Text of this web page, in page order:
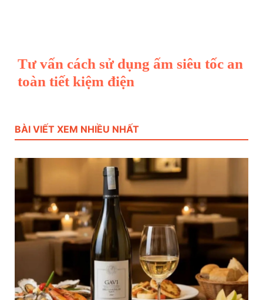
Tư vấn cách sử dụng ấm siêu tốc an
toàn tiết kiệm điện
BÀI VIẾT XEM NHIỀU NHẤT